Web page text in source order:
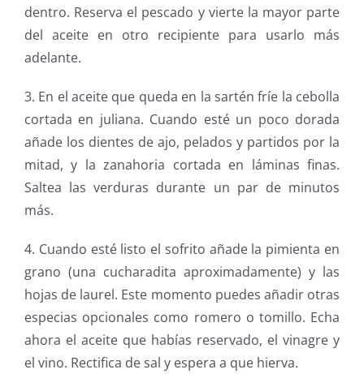
dentro. Reserva el pescado y vierte la mayor parte
del aceite en otro recipiente para usarlo más
adelante.
3. En el aceite que queda en la sartén fríe la cebolla
cortada en juliana. Cuando esté un poco dorada
añade los dientes de ajo, pelados y partidos por la
mitad, y la zanahoria cortada en láminas finas.
Saltea las verduras durante un par de minutos
más.
4. Cuando esté listo el sofrito añade la pimienta en
grano (una cucharadita aproximadamente) y las
hojas de laurel. Este momento puedes añadir otras
especias opcionales como romero o tomillo. Echa
ahora el aceite que habías reservado, el vinagre y
el vino. Rectifica de sal y espera a que hierva.